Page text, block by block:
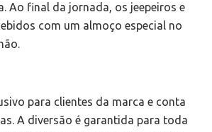
Ao final da jornada, os jeepeiros e
com um almoço especial no
para clientes da marca e conta
A diversão é garantida para toda